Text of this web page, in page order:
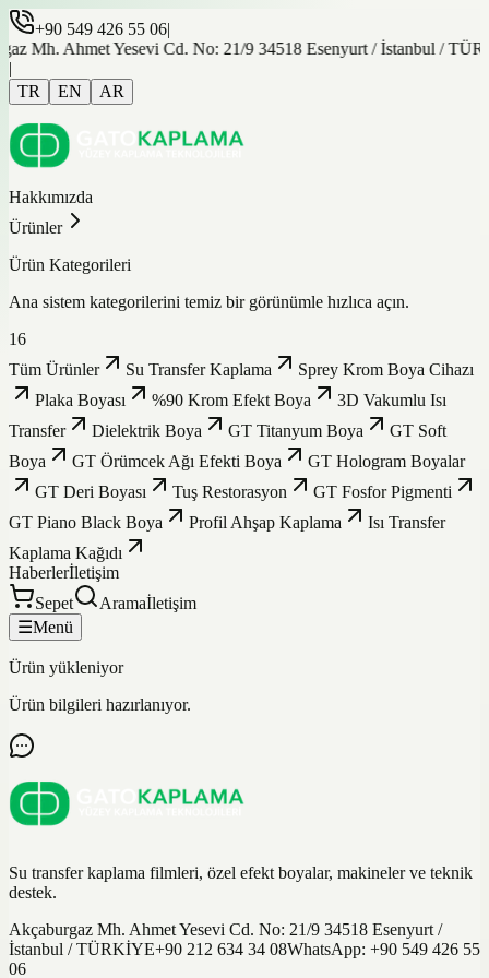
+90 549 426 55 06|
Mh. Ahmet Yesevi Cd. No: 21/9 34518 Esenyurt / İstanbul /
|
TR
EN AR
Hakkımızda
Ürünler
Ürün Kategorileri
Ana sistem kategorilerini temiz bir görünümle hızlıca açın.
16
Tüm Ürünler
Su Transfer Kaplama
Sprey Krom Boya Cihazı
Plaka Boyası
%90 Krom Efekt Boya
3D Vakumlu Isı
Transfer
Dielektrik Boya GT Titanyum Boya
GT Soft
Boya
GT Örümcek Ağı Efekti Boya
GT Hologram Boyalar
GT Deri Boyası
Tuş Restorasyon
GT Fosfor Pigmenti
GT Piano Black Boya
Profil Ahşap Kaplama
Isı Transfer
Kaplama Kağıdı
Haberlerİletişim
Sepet
Aramaİletişim
☰Menü
Ürün yükleniyor
Ürün bilgileri hazırlanıyor.
Su transfer kaplama filmleri, özel efekt boyalar, makineler ve teknik
destek.
Akçaburgaz Mh. Ahmet Yesevi Cd. No: 21/9 34518 Esenyurt /
İstanbul / TÜRKİYE+90 212 634 34 08WhatsApp: +90 549 426 55
06